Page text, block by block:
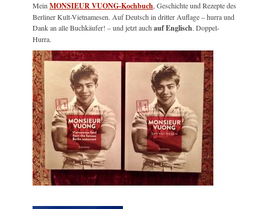
MeinMONSIEUR VUONG-Kochbuch, Geschichte und Rezepte des
Berliner Kult-Vietnamesen. Auf Deutsch in dritter Auflage – hurra und
Dank an alle Buchkäufer! – und jetzt auchauf Englisch. Doppel-
Hurra.